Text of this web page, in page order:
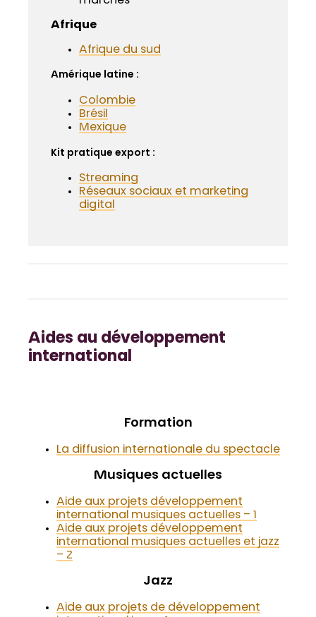
Afrique
Afrique du sud
Amérique latine :
Colombie
Brésil
Mexique
Kit pratique export :
Streaming
Réseaux sociaux et marketing
digital
Aides au développement
international
Formation
La diffusion internationale du spectacle
Musiques actuelles
Aide aux projets développement
international musiques actuelles – 1
Aide aux projets développement
international musiques actuelles et jazz
– 2
Jazz
Aide aux projets de développement